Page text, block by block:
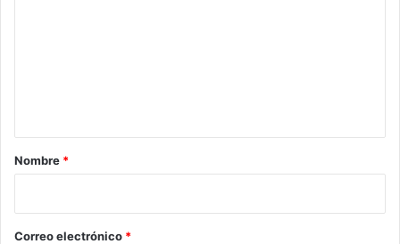
r
*
Nombre *
Correo electrónico *